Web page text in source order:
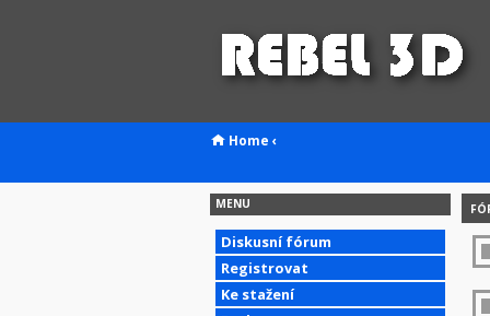
Home ‹
MENU
Diskusní fórum
Registrovat
Ke stažení